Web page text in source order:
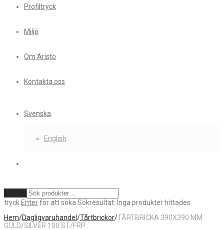
Profiltryck
Miljö
Om Aristo
Kontakta oss
Svenska
English
tryck Enterför att söka Sökresultat: Inga produkter hittades.
Hem/Dagligvaruhandel /Tårtbrickor/TÅRTBRICKA 390X390 MM
GULD/SILVER 100 ST/FRP